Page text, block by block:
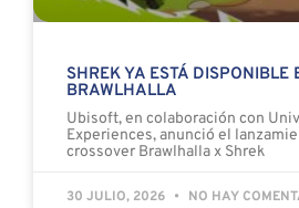
SHREK YA ESTÁ DISPONIBLE
BRAWLHALLA
Ubisoft, en colaboración con
Experiences, anunció el
crossover Brawlhalla x Shrek
30 JULIO, 2026 NO HAY